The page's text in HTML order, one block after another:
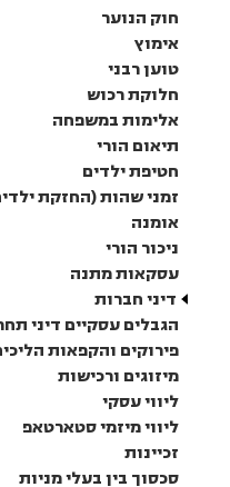
חוק הנוער
אימוץ
טוען רבני
חלוקת רכוש
אלימות במשפחה
תיאום הורי
חטיפת ילדים
זמני שהות (החזקת
אומנה
ניכור הורי
עסקאות מתנה
דיני חברות
הגבלים עסקיים דיני
פירוקים והקפאות
מיזוגים ורכישות
ליווי עסקי
ליווי מיזמי סטארטאפ
זכיינות
סכסוך בין בעלי מניות